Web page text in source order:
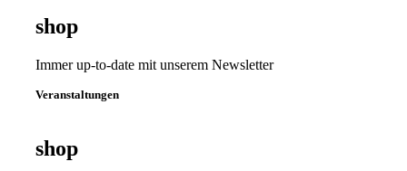
shop
Immer up-to-date mit unserem Newsletter
Veranstaltungen
shop